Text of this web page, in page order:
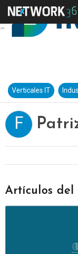
Verticales IT
F
Artículos del